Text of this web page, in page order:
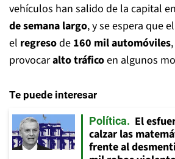
vehículos han salido de la capital
de semana largo, y se espera que
el regresode 160 mil automóviles
provocaralto tráficoen algunos
Te puede interesar
Política
El
calzar las
frente al